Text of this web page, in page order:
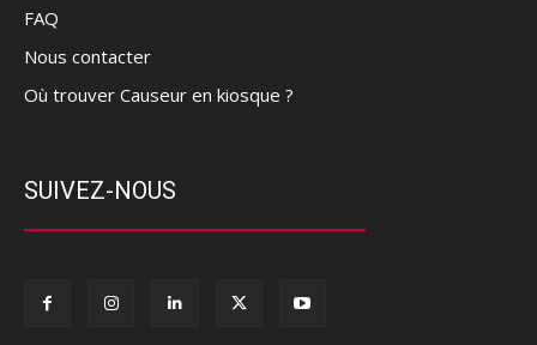
FAQ
Nous contacter
Où trouver Causeur en kiosque ?
SUIVEZ-NOUS